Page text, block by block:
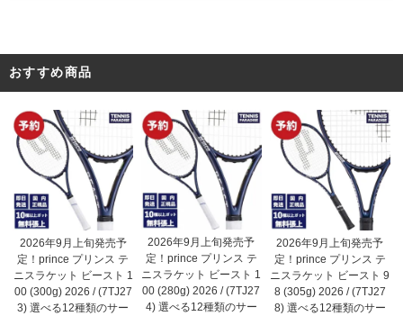
おすすめ商品
2026年9月上旬発売予
定！prince プリンス テ
ニスラケット ビースト 1
00 (300g) 2026 / (7TJ27
3) 選べる12種類のサー
2026年9月上旬発売予
定！prince プリンス テ
ニスラケット ビースト 1
00 (280g) 2026 / (7TJ27
4) 選べる12種類のサー
2026年9月上旬発売予
定！prince プリンス テ
ニスラケット ビースト 9
8 (305g) 2026 / (7TJ27
8) 選べる12種類のサー